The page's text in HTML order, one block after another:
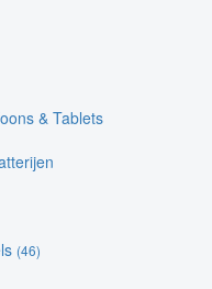
& Tablets
(46)